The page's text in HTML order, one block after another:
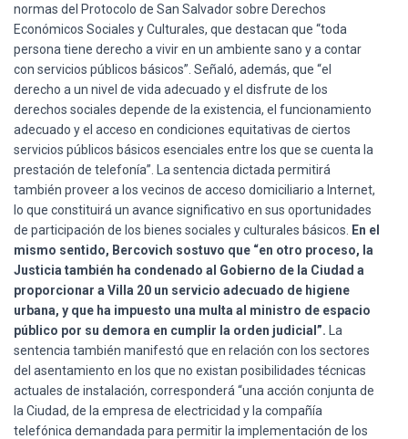
normas del Protocolo de San Salvador sobre Derechos
Económicos Sociales y Culturales, que destacan que “toda
persona tiene derecho a vivir en un ambiente sano y a contar
con servicios públicos básicos”. Señaló, además, que “el
derecho a un nivel de vida adecuado y el disfrute de los
derechos sociales depende de la existencia, el funcionamiento
adecuado y el acceso en condiciones equitativas de ciertos
servicios públicos básicos esenciales entre los que se cuenta la
prestación de telefonía”. La sentencia dictada permitirá
también proveer a los vecinos de acceso domiciliario a Internet,
lo que constituirá un avance significativo en sus oportunidades
de participación de los bienes sociales y culturales básicos.
En el
mismo sentido, Bercovich sostuvo que “en otro proceso, la
Justicia también ha condenado al Gobierno de la Ciudad a
proporcionar a Villa 20 un servicio adecuado de higiene
urbana, y que ha impuesto una multa al ministro de espacio
público por su demora en cumplir la orden judicial”. La
sentencia también manifestó que en relación con los sectores
del asentamiento en los que no existan posibilidades técnicas
actuales de instalación, corresponderá “una acción conjunta de
la Ciudad, de la empresa de electricidad y la compañía
telefónica demandada para permitir la implementación de los